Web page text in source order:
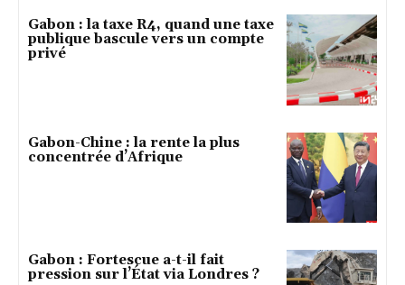
Gabon : la taxe R4, quand une taxe
publique bascule vers un compte
privé
Gabon-Chine : la rente la plus
concentrée d’Afrique
Gabon : Fortescue a-t-il fait
pression sur l’État via Londres ?